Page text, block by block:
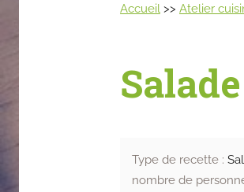
Accueil >> Atelier
Type de recette :
nombre de